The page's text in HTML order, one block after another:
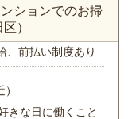
ションでのお掃
）
、前払い制度あり
きな日に働くこと